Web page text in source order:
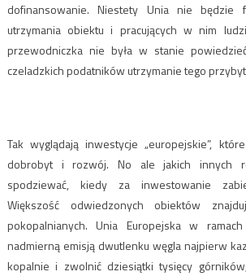
dofinansowanie. Niestety Unia nie będzie
utrzymania obiektu i pracujących w nim
przewodniczka nie była w stanie
czeladzkich podatników utrzymanie tego
Tak wyglądają inwestycje „europejskie”,
dobrobyt i rozwój. No ale jakich innych
spodziewać, kiedy za inwestowanie
Większość odwiedzonych obiektów
pokopalnianych. Unia Europejska w
nadmierną emisją dwutlenku węgla najpierw
kopalnie i zwolnić dziesiątki tysięcy